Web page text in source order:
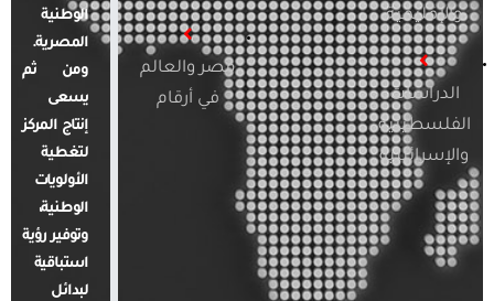
والإقليمية
الدراسات
الفلسطينية
والإسرائيلية
مصر والعالم
في أرقام
الوطنية
المصرية.
ومن ثم
يسعى
إنتاج المركز
لتغطية
الأولويات
الوطنية،
وتوفير رؤية
استباقية
لبدائل